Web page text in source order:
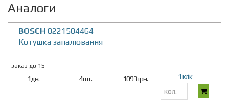
Аналоги
BOSCH 0221504464
Котушка запалювання
заказ до 15
1дн. 4шт. 1093 грн. 1 клік